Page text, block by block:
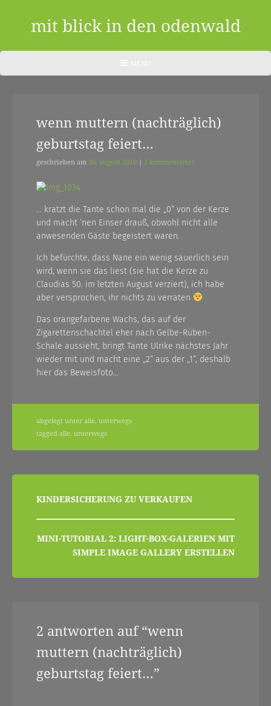
mit blick in den odenwald
blog
dem
odenwald
zwischendurch
nebenher…
wenn muttern (nachträglich)
geburtstag feiert…
geschrieben am 30. august 2010 | 2 kommentar(e)
… kratzt die Tante schon mal die „0“ von der Kerze
und macht ’nen Einser drauß, obwohl nicht alle
anwesenden Gäste begeistert waren.
Ich befürchte, dass Nane ein wenig säuerlich sein
wird, wenn sie das liest (sie hat die Kerze zu
Claudias 50. im letzten August verziert), ich habe
aber versprochen, ihr nichts zu verraten
Das orangefarbene Wachs, das auf der
Zigarettenschachtel eher nach Gelbe-Rüben-
Schale aussieht, bringt Tante Ulrike nächstes Jahr
wieder mit und macht eine „2“ aus der „1“, deshalb
hier das Beweisfoto…
abgelegt unter alle, unterwegs
tagged alle, unterwegs
beitragsnavigation
KINDERSICHERUNG ZU VERKAUFEN
MINI-TUTORIAL 2: LIGHT-BOX-GALERIEN MIT
SIMPLE IMAGE GALLERY ERSTELLEN
2 antworten auf “wenn
muttern (nachträglich)
geburtstag feiert…”